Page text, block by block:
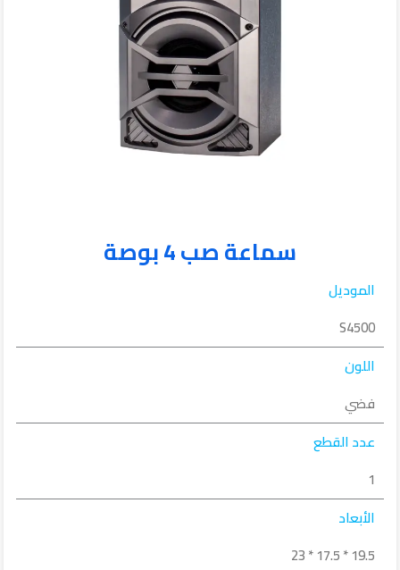
سماعة صب 4 بوصة
الموديل
S4500
اللون
فضي
عدد القطع
1
الأبعاد
19.5 * 17.5 * 23